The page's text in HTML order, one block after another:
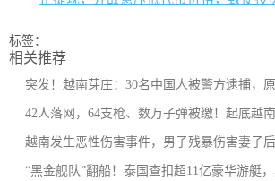
标签：
相关推荐
突发！越南芽庄：30名中国人被警方逮捕，
42人落网，64支枪、数万子弹被缴！起底越
越南发生恶性伤害事件，男子残暴伤害妻子
“黑金舰队”翻船！泰国查扣超11亿豪华游艇